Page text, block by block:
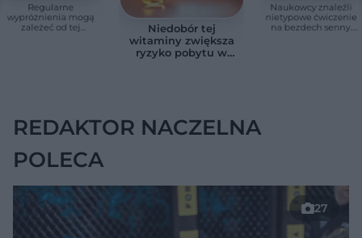
Regularne
wypróżnienia mogą
zależeć od tej
Niedobór tej
witaminy zwiększa
ryzyko pobytu w
Naukowcy znaleźli
nietypowe ćwiczenie
na bezdech senny.
REDAKTOR NACZELNA
POLECA
27